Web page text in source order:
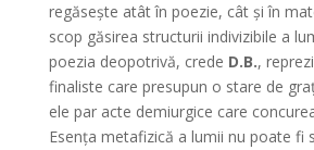
regăseşte atât în poezie, cât şi în
scop găsirea structurii indivizibile a
poezia deopotrivă, crede D.B.,
finaliste care presupun o stare de
ele par acte demiurgice care
Esenţa metafizică a lumii nu poate fi